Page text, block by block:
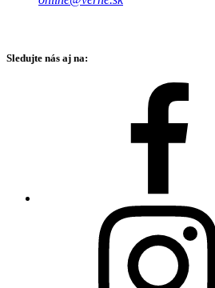
Sledujte nás aj na: